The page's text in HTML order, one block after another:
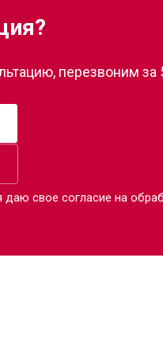
перезвоним за
свое согласие на